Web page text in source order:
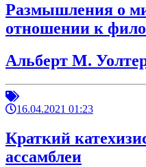
Размышления о
отношении к
Альберт М.
16.04.2021 01:23
Краткий
ассамблеи